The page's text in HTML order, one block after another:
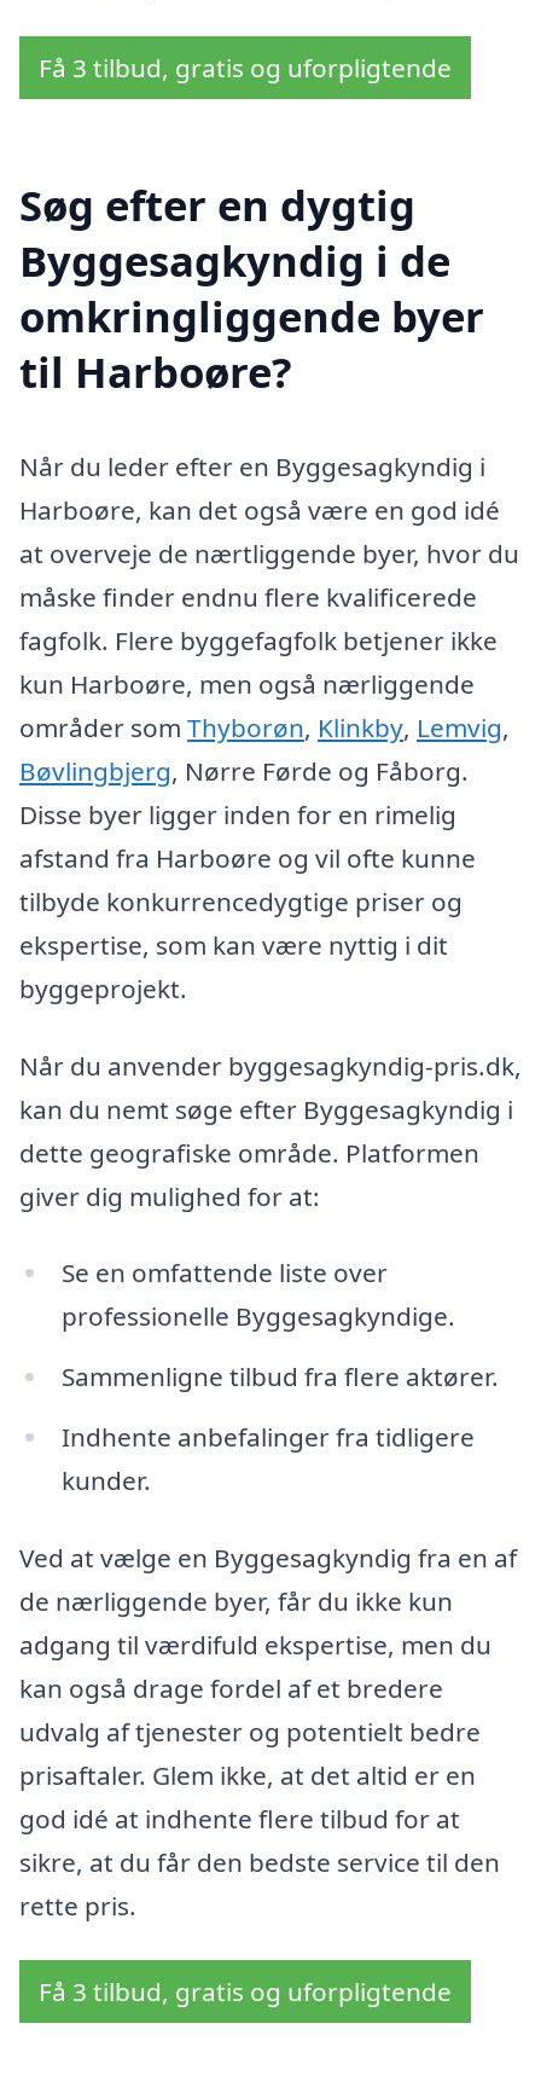
Få 3 tilbud, gratis og uforpligtende
Søg efter en dygtig
Byggesagkyndig i de
omkringliggende byer
til Harboøre?
Når du leder efter en Byggesagkyndig i
Harboøre, kan det også være en god idé
at overveje de nærtliggende byer, hvor du
måske finder endnu flere kvalificerede
fagfolk. Flere byggefagfolk betjener ikke
kun Harboøre, men også nærliggende
områder som Thyborøn, Klinkby, Lemvig,
Bøvlingbjerg, Nørre Førde og Fåborg.
Disse byer ligger inden for en rimelig
afstand fra Harboøre og vil ofte kunne
tilbyde konkurrencedygtige priser og
ekspertise, som kan være nyttig i dit
byggeprojekt.
Når du anvender byggesagkyndig-pris.dk,
kan du nemt søge efter Byggesagkyndig i
dette geografiske område. Platformen
giver dig mulighed for at:
Se en omfattende liste over
professionelle Byggesagkyndige.
Sammenligne tilbud fra flere aktører.
Indhente anbefalinger fra tidligere
kunder.
Ved at vælge en Byggesagkyndig fra en af
de nærliggende byer, får du ikke kun
adgang til værdifuld ekspertise, men du
kan også drage fordel af et bredere
udvalg af tjenester og potentielt bedre
prisaftaler. Glem ikke, at det altid er en
god idé at indhente flere tilbud for at
sikre, at du får den bedste service til den
rette pris.
Få 3 tilbud, gratis og uforpligtende